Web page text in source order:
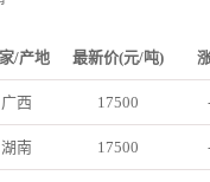
/产地 最新价(元/吨)
广西 17500
湖南 17500